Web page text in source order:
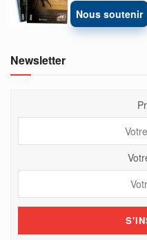
Nous soutenir
Newsletter